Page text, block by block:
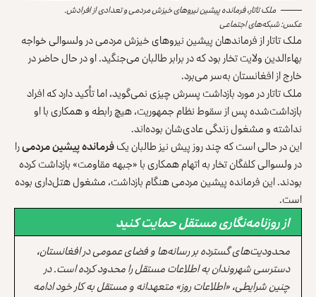
ملک تاتار، فرمانده پیشین نیروهای خیزش مردمی و تعدادی از افرادش.
عکس: شبکه‌های اجتماعی
ملک تاتار از فرماندهان پیشین نیروهای خیزش مردمی در ولسوالی خواجه
بهاءالدین ولایت تخار بود که در برابر طالبان می‌جنگید. او در حال حاضر در
خارج از افغانستان به‌سر می‌برد.
ملک تاتار در مورد بازداشت پسرش چیزی نمی‌گوید، اما تأکید دارد که افراد
بازداشت‌شده پس از سقوط نظام جمهوریت، هیچ رابطه و همکاری با او
نداشته و مشغول زندگی عادی‌شان بوده‌اند.
این در حالی است که چند روز پیش نیز طالبان یکفرمانده پیشین مردمیرا
در ولسوالی کلفگان تخار به اتهام همکاری با «جبهه مقاومت» بازداشت کرده
بودند. این فرمانده پیشین مردمی هنگام بازداشت، مشغول هتل‌داری بوده
است.
از روزنامه‌نگاری مستقل حمایت کنید
محدودیت‌های گسترده بر رسانه‌ها و فضای عمومی در افغانستان،
دسترسی شهروندان به اطلاعات مستقل را محدود کرده است. در
چنین شرایطی، «اطلاعات روز» متعهدانه و مستقل به کار خود ادامه